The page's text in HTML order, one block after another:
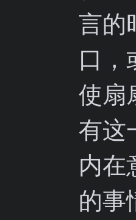
言的
口，
使扇
有这
内在
的事